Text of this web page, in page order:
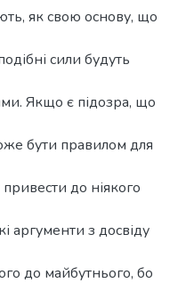
як свою основу, що
сили будуть
Якщо є підозра, що
бути правилом для
до ніякого
аргументи з досвіду
до майбутнього, бо